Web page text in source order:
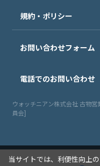
規約・ポリシー
お問い合わせフォーム
電話でのお問い合わせ
ウォッチニアン株式会社 古物
員会]
当サイトでは、利便性向上